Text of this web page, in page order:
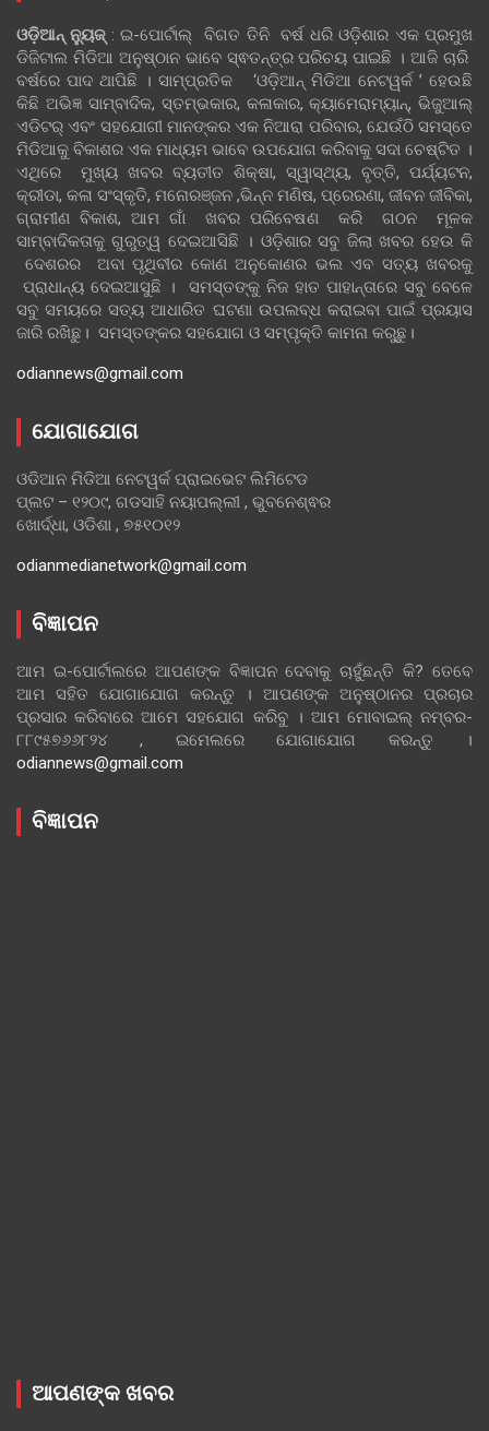
ଓଡ଼ିଆନ୍‍ ନ୍ୟୁଜ୍‍: ଇ-ପୋର୍ଟାଲ୍ ବିଗତ ତିନି ବର୍ଷ ଧରି ଓଡ଼ିଶାର ଏକ ପ୍ରମୁଖ
ଡିଜିଟାଲ ମିଡିଆ ଅନୁଷ୍ଠାନ ଭାବେ ସ୍ଵତନ୍ତ୍ର ପରିଚୟ ପାଇଛି । ଆଜି ଚାରି
ବର୍ଷରେ ପାଦ ଥାପିଛି । ସାମ୍ପ୍ରତିକ ‘ଓଡ଼ିଆନ୍‍ ମିଡିଆ ନେଟୱର୍କ ’ ହେଉଛି
କିଛି ଅଭିଜ୍ଞ ସାମ୍ବାଦିକ, ସ୍ତମ୍ଭକାର, କଳାକାର, କ୍ୟାମେରାମ୍ୟାନ୍, ଭିଜୁଆଲ୍
ଏଡିଟର୍ ଏବଂ ସହଯୋଗୀ ମାନଙ୍କର ଏକ ନିଆରା ପରିବାର, ଯେଉଁଠି ସମସ୍ତେ
ମିଡିଆକୁ ବିକାଶର ଏକ ମାଧ୍ୟମ ଭାବେ ଉପଯୋଗ କରିବାକୁ ସଦା ଚେଷ୍ଟିତ ।
ଏଥିରେ ମୁଖ୍ୟ ଖବର ବ୍ୟତୀତ ଶିକ୍ଷା, ସ୍ୱାସ୍ଥ୍ୟ, ବୃତ୍ତି, ପର୍ଯ୍ୟଟନ,
କ୍ରୀଡା, କଳା ସଂସ୍କୃତି, ମନୋରଞ୍ଜନ ,ଭିନ୍ନ ମଣିଷ, ପ୍ରେରଣା, ଜୀବନ ଜୀବିକା,
ଗ୍ରାମୀଣ ବିକାଶ, ଆମ ଗାଁ ଖବର ପରିବେଷଣ କରି ଗଠନ ମୂଳକ
ସାମ୍ବାଦିକତାକୁ ଗୁରୁତ୍ୱ ଦେଇଆସିଛି । ଓଡ଼ିଶାର ସବୁ ଜିଲା ଖବର ହେଉ କି
ଦେଶରର ଅବା ପୃଥିବୀର କୋଣ ଅନୁକୋଣର ଭଲ ଏବ ସତ୍ୟ ଖବରକୁ
ପ୍ରାଧାନ୍ୟ ଦେଇଆସୁଛି । ସମସ୍ତଙ୍କୁ ନିଜ ହାତ ପାହାନ୍ତାରେ ସବୁ ବେଳେ
ସବୁ ସମୟରେ ସତ୍ୟ ଆଧାରିତ ଘଟଣା ଉପଲବ୍ଧ କରାଇବା ପାଇଁ ପ୍ରୟାସ
ଜାରି ରଖିଛୁ। ସମସ୍ତଙ୍କର ସହଯୋଗ ଓ ସମ୍ପୃକ୍ତି କାମନା କରୁଛୁ।
odiannews@gmail.com
ଯୋଗାଯୋଗ
ଓଡିଆନ ମିଡିଆ ନେଟୱର୍କ ପ୍ରାଇଭେଟ ଲିମିଟେଡ
ପ୍ଲଟ – ୧୨୦୯, ଗଡସାହି ନୟାପଲ୍ଲୀ , ଭୁବନେଶ୍ଵର
ଖୋର୍ଦ୍ଧା, ଓଡିଶା , ୭୫୧୦୧୨
odianmedianetwork@gmail.com
ବିଜ୍ଞାପନ
ଆମ ଇ-ପୋର୍ଟାଲରେ ଆପଣଙ୍କ ବିଜ୍ଞାପନ ଦେବାକୁ ଚାହୁଁଛନ୍ତି କି? ତେବେ
ଆମ ସହିତ ଯୋଗାଯୋଗ କରନ୍ତୁ । ଆପଣଙ୍କ ଅନୁଷ୍ଠାନର ପ୍ରଚାର
ପ୍ରସାର କରିବାରେ ଆମେ ସହଯୋଗ କରିବୁ । ଆମ ମୋବାଇଲ୍ ନମ୍ବର-
୮୮୯୫୭୬୬୮୨୪ , ଇମେଲରେ ଯୋଗାଯୋଗ କରନ୍ତୁ ।
odiannews@gmail.com
ବିଜ୍ଞାପନ
ଆପଣଙ୍କ ଖବର